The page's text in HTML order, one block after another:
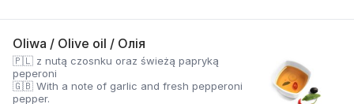
Oliwa / Olive oil / Олія
🇵🇱 z nutą czosnku oraz świeżą papryką
peperoni
🇬🇧 With a note of garlic and fresh pepperoni
pepper.